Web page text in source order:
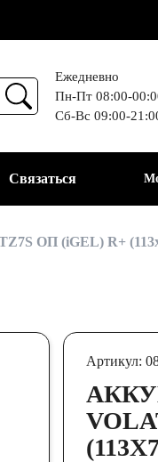
Ежедневно
Пн-Пт 08:00-
Сб-Вс 09:00-
Связаться
ОП (iGEL) R+
Артикул: